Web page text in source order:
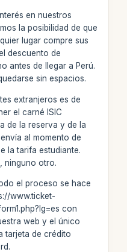
en nuestros
la posibilidad de que
lugar compre sus
descuento de
antes de llegar a Perú.
sin espacios.
extranjeros es de
el carné ISIC
de la reserva y de la
al momento de
la tarifa estudiante.
ninguno otro.
el proceso se hace
www.ticket-
con
web y el único
tarjeta de crédito